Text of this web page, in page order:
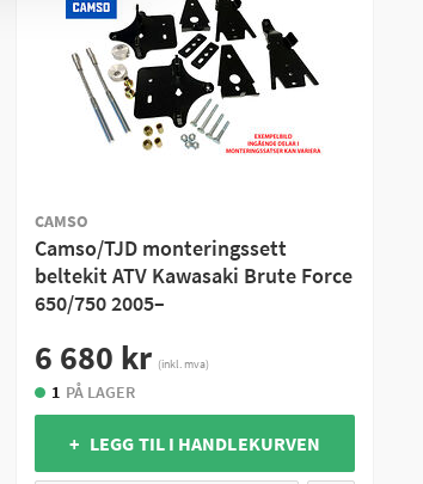
CAMSO
Camso/TJD monteringssett
beltekit ATV Kawasaki Brute Force
650/750 2005–
6 680 kr (inkl. mva)
1 PÅ LAGER
+ LEGG TIL I HANDLEKURVEN